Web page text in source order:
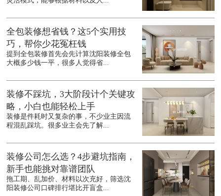
全包装修想省钱？这5个实用技
巧，帮你少花冤枉钱
提到全包装修首先会先计算沈阳装修全包
大概多少钱一平，很多人觉得省...
装修不踩坑，3大阶段计个关键攻
略，小白也能轻松上手
装修是件耗时又复杂的事，不少业主因流
程混乱踩坑。很多业主会先了解...
装修公司怎么选？4步避坑指南，
新手也能挑对靠谱团队
拖工期、乱加价、材料以次充好，筛选沈
阳装修公司口碑排行堪比开盲盒...